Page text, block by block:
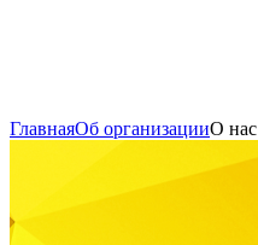
ГлавнаяОб организацииО нас